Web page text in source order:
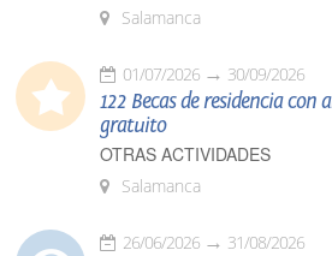
Salamanca
01/07/2026 30/09/2026
122 Becas de residencia
gratuito
OTRAS ACTIVIDADES
Salamanca
26/06/2026 31/08/2026